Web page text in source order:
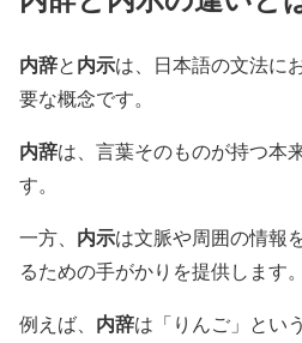
内辞と内示は、日本語の文法に
要な概念です。
内辞は、言葉そのものが持つ本
す。
一方、 内示は文脈や周囲の情報
るための手がかりを提供します。
例えば、 内辞は「りんご」とい